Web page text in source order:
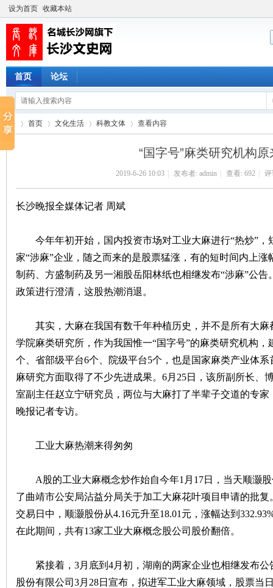
设为首页 收藏本站
首页 论坛
首页 文化生活 科教文体
›
查看内容
“国字号”麻类研究机构
2019-6-26 10:03 发布者: admin 查看: 692 评
长沙晚报全媒体记者 周斌
今年年初开始，国内投资市场对工业大麻进行“热炒”，
家“涉麻”企业，随之而来的是股票猛涨，有的短时间内上涨
制药、方盛制药及另一湘股岳阳林纸也相继发布“涉麻”公
政策进行澄清，这股热潮消退。
其实，大麻在我国有数千年种植历史，并不是所有大麻
学院麻类研究所，作为我国惟一“国字号”的麻类研究机构
个、省部级平台6个、院级平台5个，也是国家麻类产业体
麻研究方面取得了不少先进成果。6月25日，该所副所长、
室副主任赵立宁研究员，两位与大麻打了半辈子交道的专
晚报记者专访。
工业大麻热潮来得匆匆
A股的工业大麻概念炒作始自今年1月17日，当天顺灏股
了曲靖市公安局沾益分局关于加工大麻花叶项目申请的批复
交易日中，顺灏股份从4.16元升至18.01元，涨幅达到
在此期间，共有13家工业大麻概念股公司股价翻倍。
紧接着，3月底到4月初，湖南的两家企业也相继发布公
股份有限公司3月28日宣布，拟进军工业大麻领域，股票当